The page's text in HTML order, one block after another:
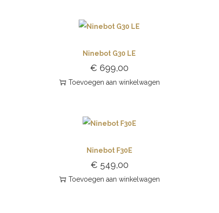
Ninebot G30 LE
€ 699,00
Toevoegen aan winkelwagen
Ninebot F30E
€ 549,00
Toevoegen aan winkelwagen